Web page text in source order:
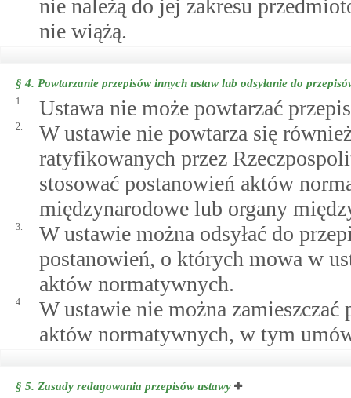
nie należą do jej zakresu
nie wiążą.
§ 4. Powtarzanie przepisów innych ustaw lub odsyłanie do
1. Ustawa nie może powtarzać
2.
W ustawie nie powtarza się
ratyfikowanych przez
stosować postanowień aktów
międzynarodowe lub organy
3.
W ustawie można odsyłać do
postanowień, o których mowa w
aktów normatywnych.
4.
W ustawie nie można
aktów normatywnych, w tym
§ 5. Zasady redagowania przepisów ustawy